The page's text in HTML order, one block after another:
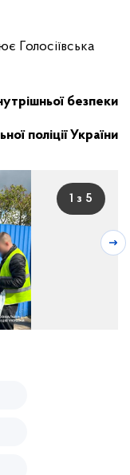
Голосіївська
безпеки
поліції України
1 з 5